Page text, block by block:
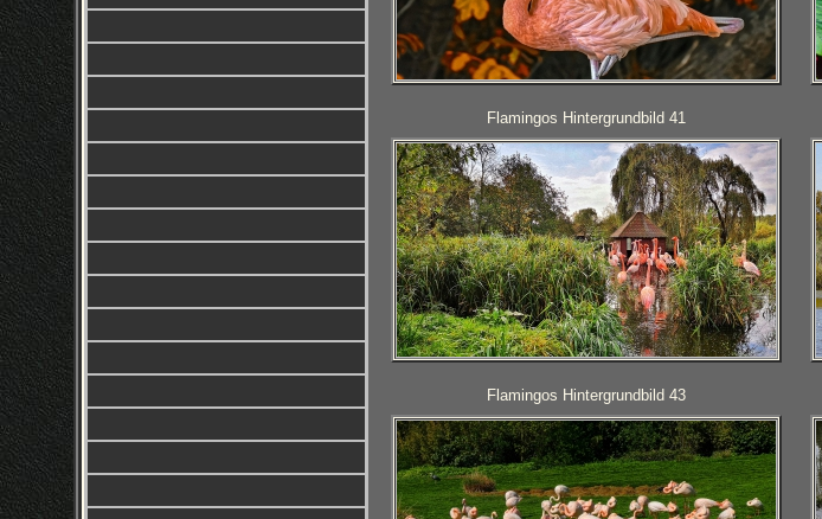
Flamingos Hintergrundbild 41
Flamingos Hintergrundbild 43